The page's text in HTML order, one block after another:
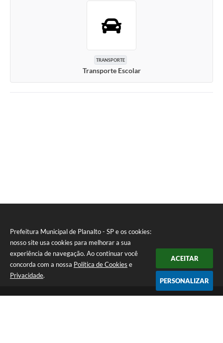
Prefeitura Municipal de Planalto - SP e os cookies:
nosso site usa cookies para melhorar a sua
experiência de navegação. Ao continuar você
concorda com a nossa Política de Cookies e
Privacidade.
ACEITAR
PERSONALIZAR
TRANSPORTE
Transporte Escolar